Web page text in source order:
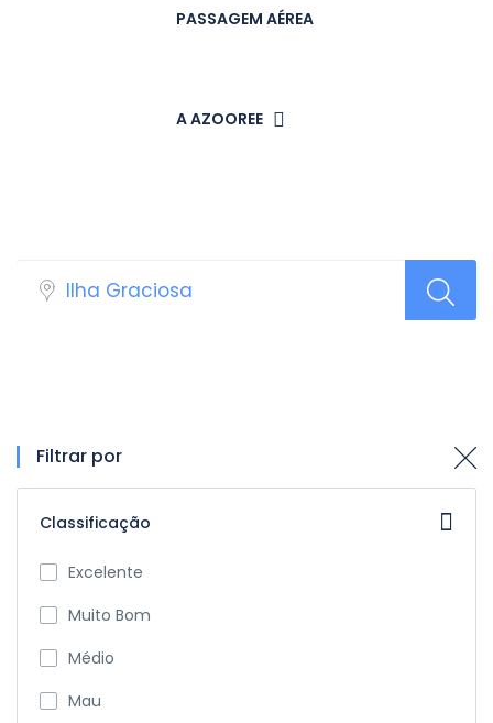
PASSAGEM AÉREA
A AZOOREE
Filtrar por
Classificação
Excelente
Muito Bom
Médio
Mau